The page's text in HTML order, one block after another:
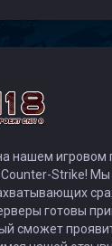
нашем игровом
Counter-Strike!
готовы
сможет